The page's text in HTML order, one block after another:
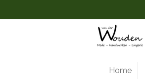
direct
Home